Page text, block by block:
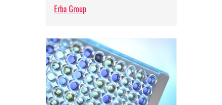
Erba Group